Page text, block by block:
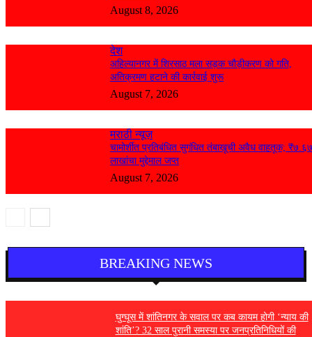
August 8, 2026
देश
अहिल्यानगर में शिरसाठ मला सड़क चौड़ीकरण को गति,
अतिक्रमण हटाने की कार्रवाई शुरू
August 7, 2026
मराठी न्यूज़
चामोर्शीत प्रतिबंधित सुगंधित तंबाखूची अवैध वाहतूक;
लाखांचा मुद्देमाल जप्त
August 7, 2026
BREAKING NEWS
घुग्घूस में शांतिनगर के सवाल पर कब कायम होगी ‘न्याय की
शांति’? 32 साल पुरानी समस्या पर जनप्रतिनिधियों की